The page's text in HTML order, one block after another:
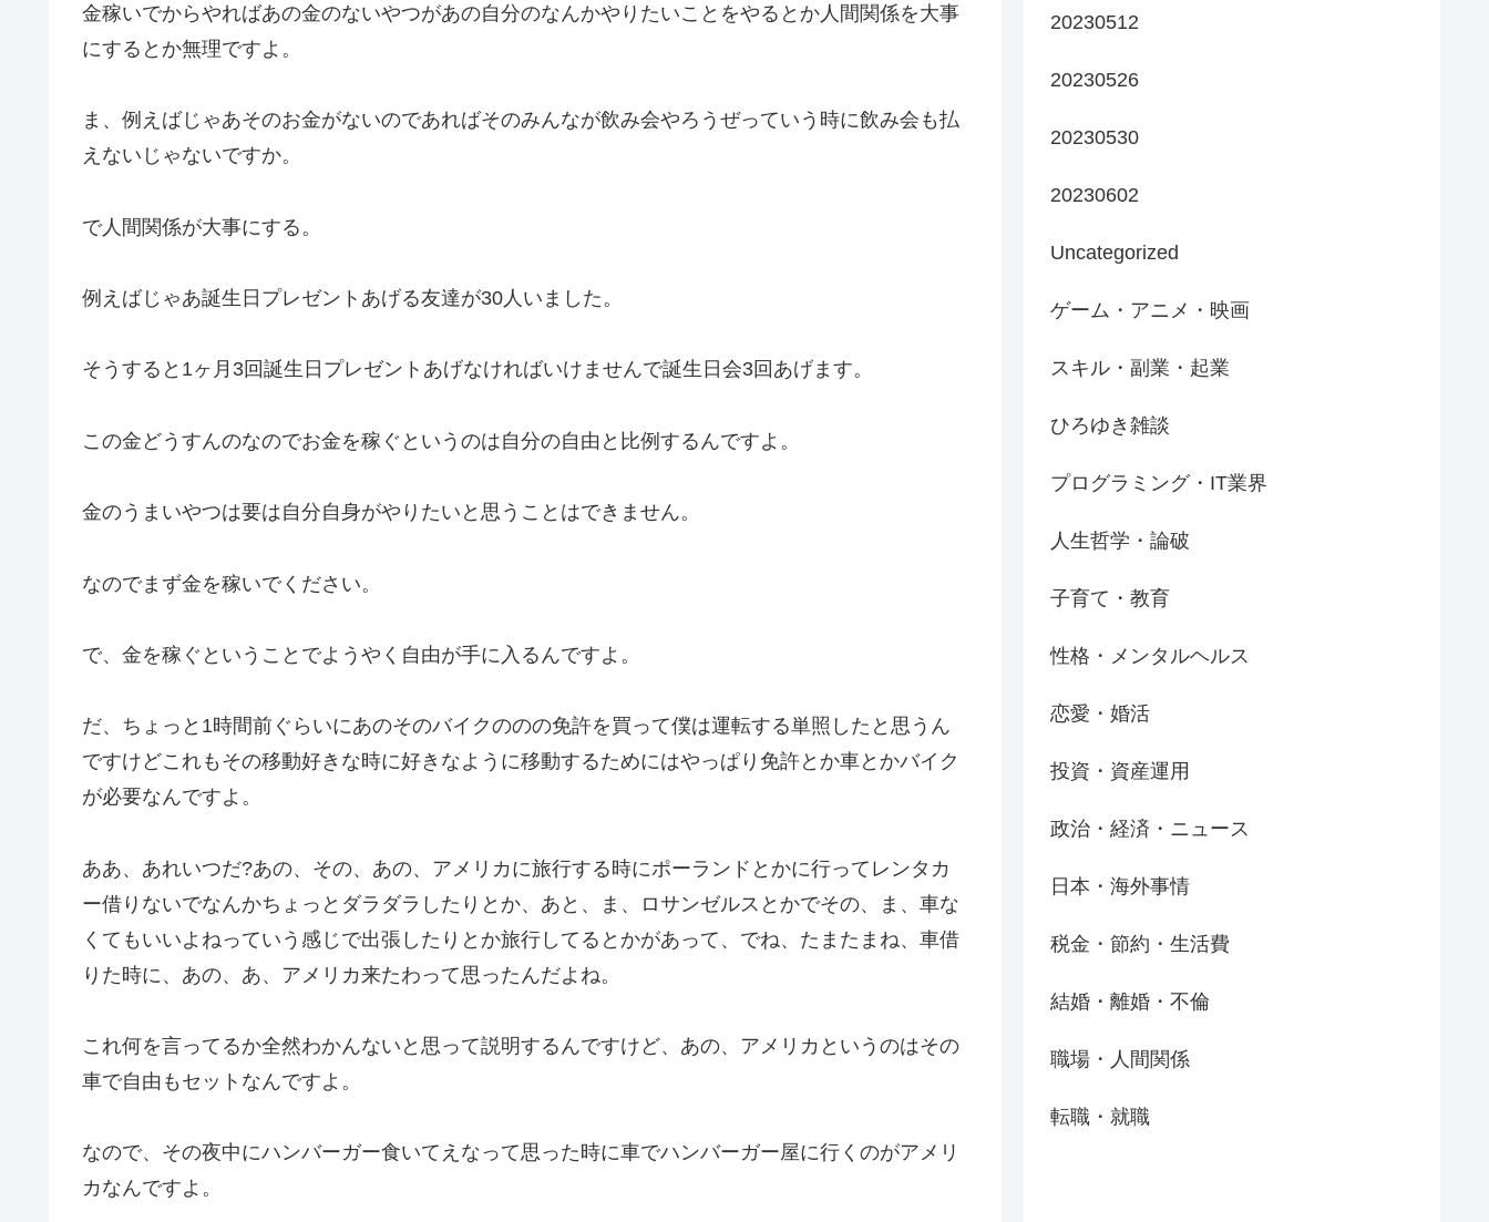
金稼いでからやればあの金のないやつがあの自分のなんかやりたいことをやるとか人間関係を大事
にするとか無理ですよ。
ま、例えばじゃあそのお金がないのであればそのみんなが飲み会やろうぜっていう時に飲み会も払
えないじゃないですか。
で人間関係が大事にする。
例えばじゃあ誕生日プレゼントあげる友達が30人いました。
そうすると1ヶ月3回誕生日プレゼントあげなければいけませんで誕生日会3回あげます。
この金どうすんのなのでお金を稼ぐというのは自分の自由と比例するんですよ。
金のうまいやつは要は自分自身がやりたいと思うことはできません。
なのでまず金を稼いでください。
で、金を稼ぐということでようやく自由が手に入るんですよ。
だ、ちょっと1時間前ぐらいにあのそのバイクののの免許を買って僕は運転する単照したと思うん
ですけどこれもその移動好きな時に好きなように移動するためにはやっぱり免許とか車とかバイク
が必要なんですよ。
ああ、あれいつだ?あの、その、あの、アメリカに旅行する時にポーランドとかに行ってレンタカ
ー借りないでなんかちょっとダラダラしたりとか、あと、ま、ロサンゼルスとかでその、ま、車な
くてもいいよねっていう感じで出張したりとか旅行してるとかがあって、でね、たまたまね、車借
りた時に、あの、あ、アメリカ来たわって思ったんだよね。
これ何を言ってるか全然わかんないと思って説明するんですけど、あの、アメリカというのはその
車で自由もセットなんですよ。
なので、その夜中にハンバーガー食いてえなって思った時に車でハンバーガー屋に行くのがアメリ
カなんですよ。
20230512
20230526
20230530
20230602
Uncategorized
ゲーム・アニメ・映画
スキル・副業・起業
ひろゆき雑談
プログラミング・IT業界
人生哲学・論破
子育て・教育
性格・メンタルヘルス
恋愛・婚活
投資・資産運用
政治・経済・ニュース
日本・海外事情
税金・節約・生活費
結婚・離婚・不倫
職場・人間関係
転職・就職